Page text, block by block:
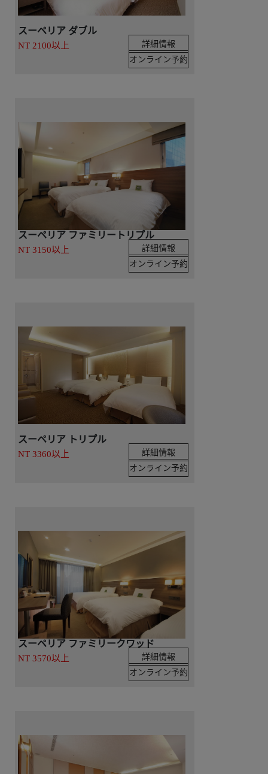
スーペリア ダブル
詳細情報
NT 2100以上
オンライン予約
スーペリア ファミリートリプル
詳細情報
NT 3150以上
オンライン予約
スーペリア トリプル
詳細情報
NT 3360以上
オンライン予約
スーペリア ファミリークワッド
詳細情報
NT 3570以上
オンライン予約